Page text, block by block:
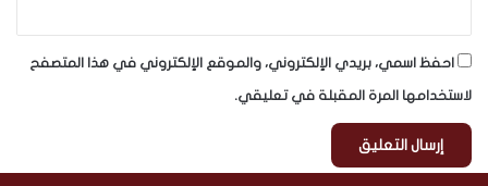
احفظ اسمي، بريدي الإلكتروني، والموقع الإلكتروني في هذا المتصفح
لاستخدامها المرة المقبلة في تعليقي.